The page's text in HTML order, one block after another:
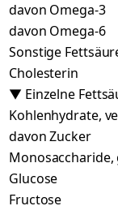
davon Omega-3
davon Omega-6
Sonstige
Cholesterin
▼ Einzelne
Kohlenhydrate,
davon Zucker
Monosaccharide,
Glucose
Fructose